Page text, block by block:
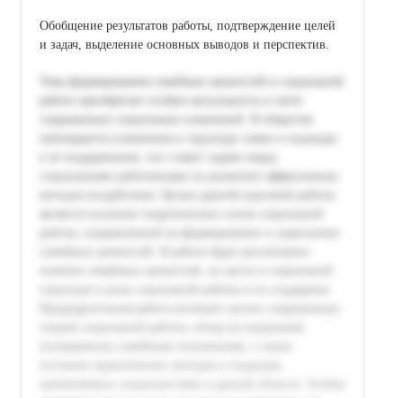
Обобщение результатов работы, подтверждение целей
и задач, выделение основных выводов и перспектив.